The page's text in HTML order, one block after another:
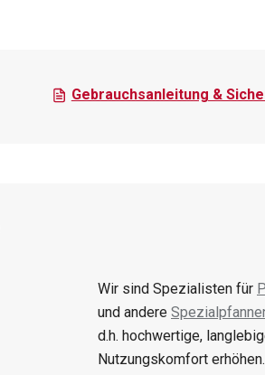
Gebrauchsanleitung &
Wir sind Spezialisten für
und andere
d.h. hochwertige,
Nutzungskomfort erhöhen.